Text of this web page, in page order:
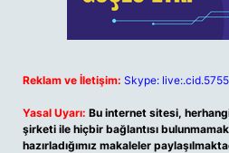
Reklam ve İletişim: Skype:
Yasal Uyarı: Bu internet sitesi,
şirketi ile hiçbir bağlantısı
hazırladığımız makaleler